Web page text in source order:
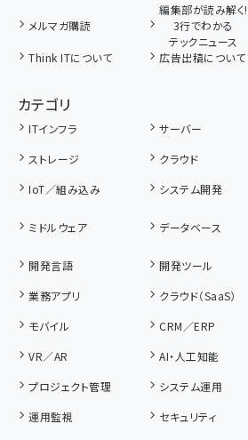
メルマガ購読
編集部が読み解く!
3行でわかる
テックニュース
Think ITについて 広告出稿について
カテゴリ
ITインフラ サーバー
ストレージ
クラウド
IoT／組み込み
システム開発
ミドルウェア データベース
開発言語
開発ツール
業務アプリ
クラウド（SaaS）
モバイル
CRM／ERP
VR／AR
AI・人工知能
プロジェクト管理
システム運用
運用監視
セキュリティ